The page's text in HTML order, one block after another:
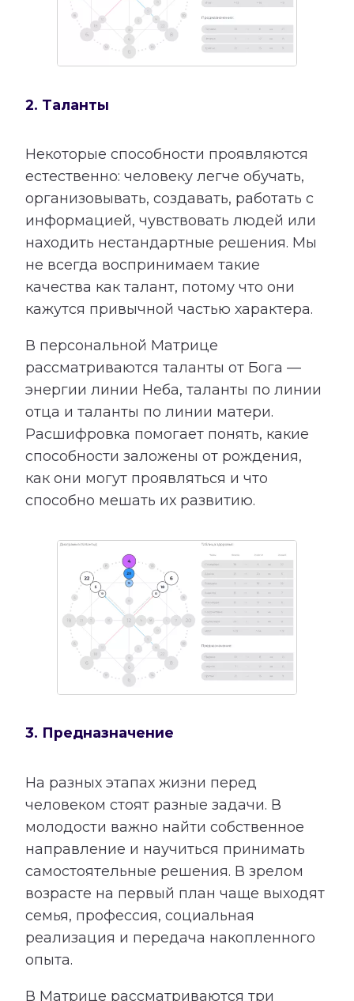
2. Таланты
Некоторые способности проявляются
естественно: человеку легче обучать,
организовывать, создавать, работать с
информацией, чувствовать людей или
находить нестандартные решения. Мы
не всегда воспринимаем такие
качества как талант, потому что они
кажутся привычной частью характера.
В персональной Матрице
рассматриваются таланты от Бога —
энергии линии Неба, таланты по линии
отца и таланты по линии матери.
Расшифровка помогает понять, какие
способности заложены от рождения,
как они могут проявляться и что
способно мешать их развитию.
3. Предназначение
На разных этапах жизни перед
человеком стоят разные задачи. В
молодости важно найти собственное
направление и научиться принимать
самостоятельные решения. В зрелом
возрасте на первый план чаще выходят
семья, профессия, социальная
реализация и передача накопленного
опыта.
В Матрице рассматриваются три